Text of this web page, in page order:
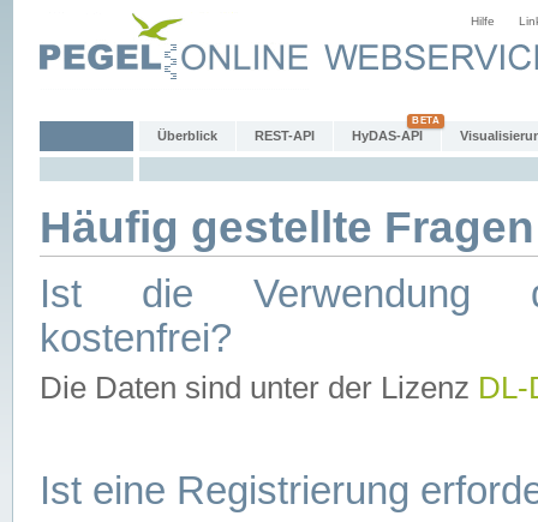
Hilfe
Überblick REST-API HyDAS-API
Häufig gestellte
Ist die Verwendung
kostenfrei?
Die Daten sind unter der Lizenz
Ist eine Registrierung